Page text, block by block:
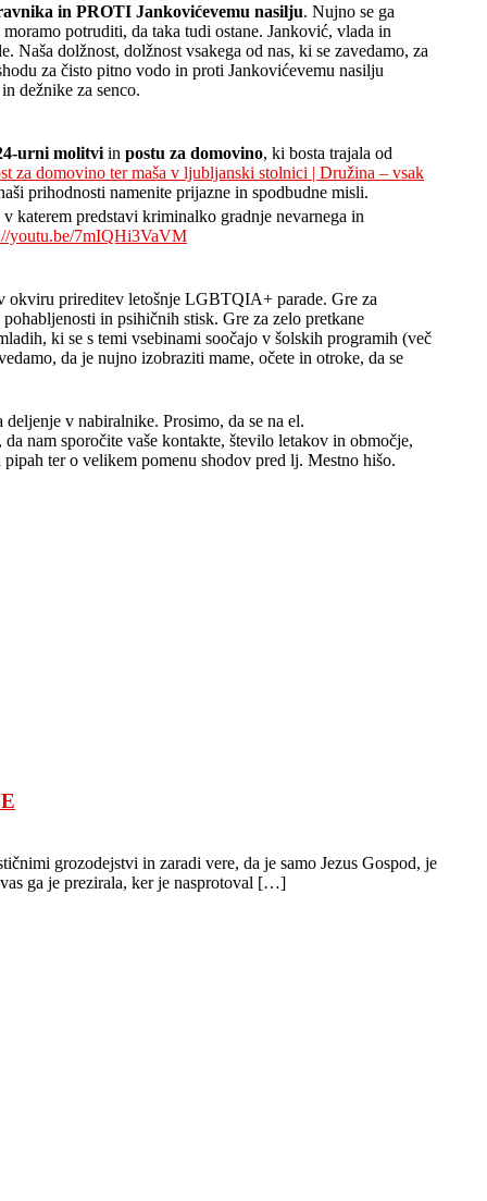
in PROTI Jankovićevemu nasilju. Nujno se ga
potruditi, da taka tudi ostane. Janković, vlada in
dolžnost, dolžnost vsakega od nas, ki se zavedamo, za
za čisto pitno vodo in proti Jankovićevemu nasilju
dežnike za senco.
urni molitvi in postu za domovino, ki bosta trajala od
za domovino ter maša v ljubljanski stolnici | Družina – vsak
prihodnosti namenite prijazne in spodbudne misli.
katerem predstavi kriminalko gradnje nevarnega in
youtu.be/7mIQHi3VaVM
okviru prireditev letošnje LGBTQIA+ parade. Gre za
in psihičnih stisk. Gre za zelo pretkane
ki se s temi vsebinami soočajo v šolskih programih (več
da je nujno izobraziti mame, očete in otroke, da se
deljenje v nabiralnike. Prosimo, da se na el.
nam sporočite vaše kontakte, število letakov in območje,
ter o velikem pomenu shodov pred lj. Mestno hišo.
grozodejstvi in ​​zaradi vere, da je samo Jezus Gospod, je
ga je prezirala, ker je nasprotoval […]